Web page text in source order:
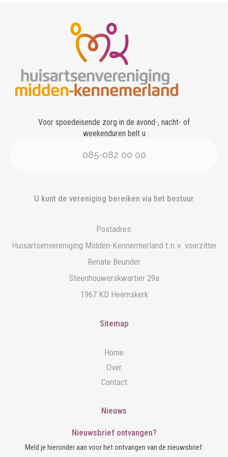
Voor spoedeisende zorg in de avond-, nacht- of
weekenduren belt u
085-082 00 00
U kunt de vereniging bereiken via het bestuur
Postadres:
Huisartsenvereniging Midden-Kennermerland t.n.v. voorzitter
Renate Beunder
Steenhouwerskwartier 29a
1967 KD Heemskerk
Sitemap
Home
Over
Contact
Nieuws
Nieuwsbrief ontvangen?
Meld je hieronder aan voor het ontvangen van de nieuwsbrief.